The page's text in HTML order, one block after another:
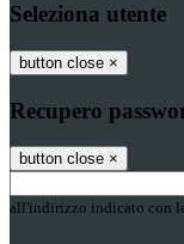
Seleziona utente
button close ×
Recupero
button close ×
all'indirizzo indicato con